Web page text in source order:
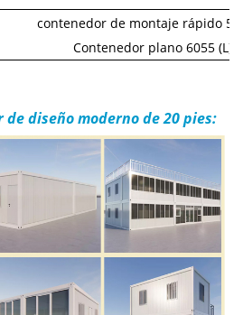
contenedor de montaje rápido
Contenedor plano 6055
diseño moderno de 20 pies: